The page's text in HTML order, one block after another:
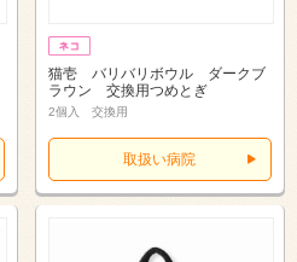
猫壱 バリバリボウル ダークブ
ラウン 交換用つめとぎ
2個入 交換用
取扱い病院